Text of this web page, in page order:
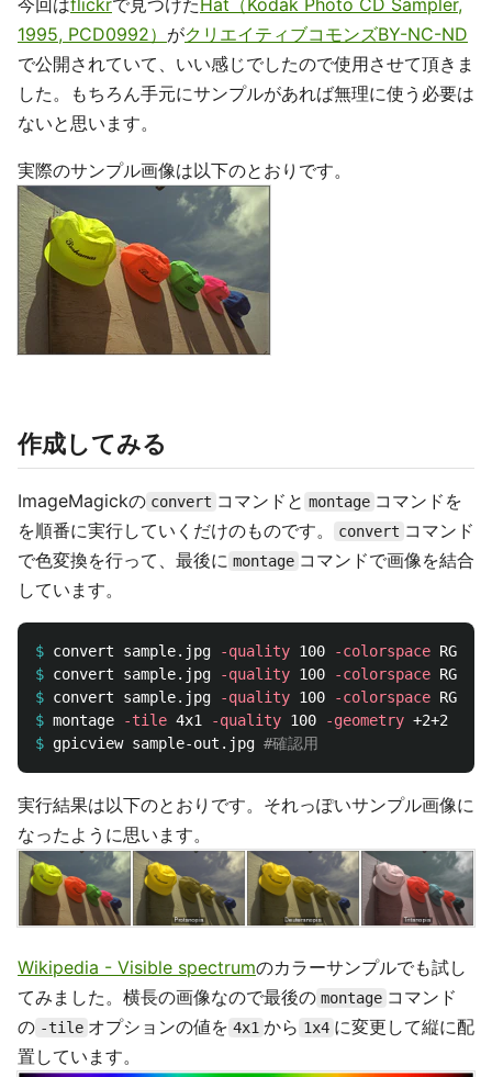
今回はflickrで見つけたHat（Kodak Photo CD Sampler,
1995, PCD0992） がクリエイティブコモンズBY-NC-ND
で公開されていて、いい感じでしたので使用させて頂きま
した。もちろん手元にサンプルがあれば無理に使う必要は
ないと思います。
実際のサンプル画像は以下のとおりです。
作成してみる
ImageMagickの convert コマンドと montage コマンドを
を順番に実行していくだけのものです。
convert コマンド
で色変換を行って、最後に montage コマンドで画像を結合
しています。
$ convert sample.jpg -quality 100 -colorspace RGB
$ convert sample.jpg -quality 100 -colorspace RGB
$ convert sample.jpg -quality 100 -colorspace RGB
$ montage -tile 4x1 -quality 100
-geometry
$ gpicview sample-out.jpg #確認用
実行結果は以下のとおりです。それっぽいサンプル画像に
なったように思います。
Wikipedia - Visible spectrumのカラーサンプルでも試し
てみました。横長の画像なので最後の montage コマンド
の -tile オプションの値を 4x1 から 1x4 に変更して縦に配
置しています。